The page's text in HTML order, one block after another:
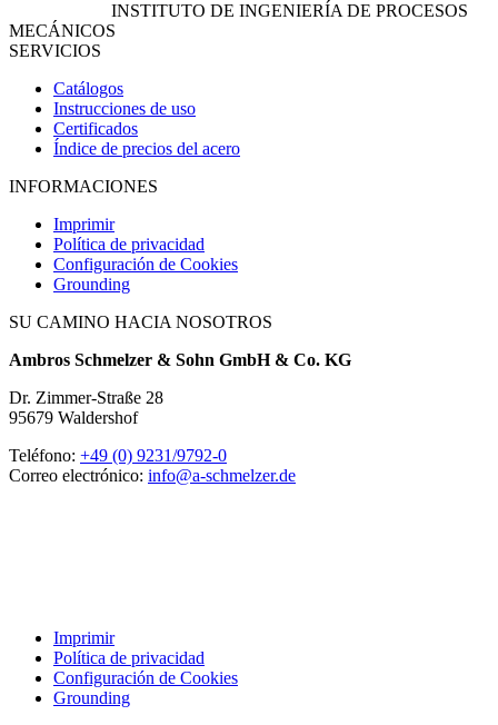
INSTITUTO DE INGENIERÍA DE PROCESOS
MECÁNICOS
SERVICIOS
Catálogos
Instrucciones de uso
Certificados
Índice de precios del acero
INFORMACIONES
Imprimir
Política de privacidad
Configuración de Cookies
Grounding
SU CAMINO HACIA NOSOTROS
Ambros Schmelzer & Sohn GmbH & Co. KG
Dr. Zimmer-Straße 28
95679 Waldershof
Teléfono: +49 (0) 9231/9792-0
Correo electrónico: info@a-schmelzer.de
Imprimir
Política de privacidad
Configuración de Cookies
Grounding